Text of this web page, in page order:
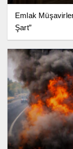
Emlak
Şart”